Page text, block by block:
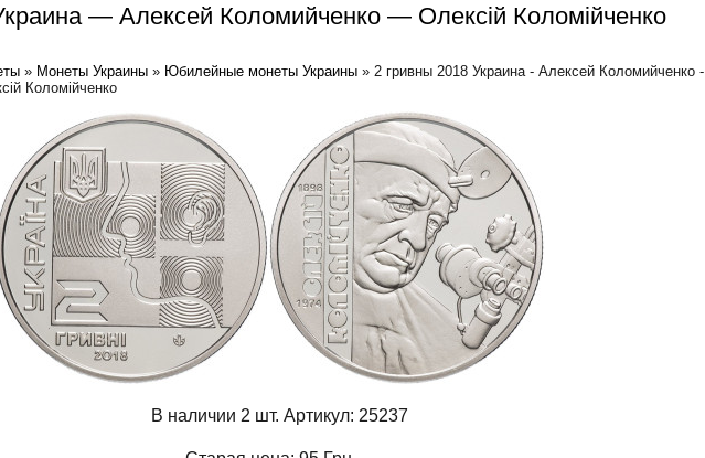
— Алексей Коломийченко — Олексій Коломійченко
» Монеты Украины » Юбилейные монеты Украины » 2 гривны 2018 Украина - Алексей Коломийченко -
Коломійченко
В наличии 2 шт. Артикул: 25237